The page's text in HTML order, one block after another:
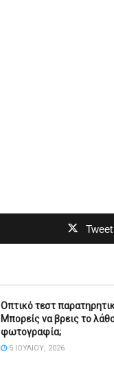
Tweet
Οπτικό τεστ
Μπορείς να βρεις το
φωτογραφία;
5 ΙΟΥΛΊΟΥ, 2026